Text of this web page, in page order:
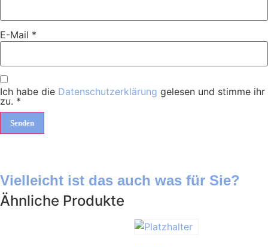
E-Mail *
Ich habe die Datenschutzerklärung gelesen und stimme ihr
zu. *
Vielleicht ist das auch was für Sie?
Ähnliche Produkte